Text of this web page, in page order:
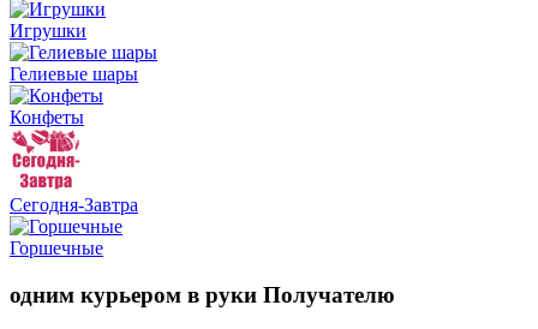
Игрушки
Гелиевые шары
Конфеты
Сегодня-Завтра
Горшечные
одним курьером в руки Получателю